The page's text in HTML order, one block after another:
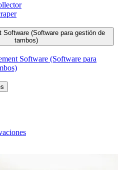
Software (Software para gestión de
tambos)
Software (Software para